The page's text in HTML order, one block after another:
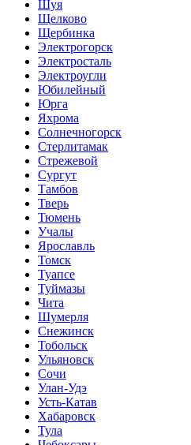
Шуя
Щелково
Щербинка
Электрогорск
Электросталь
Электроугли
Юбилейный
Юрга
Яхрома
Солнечногорск
Стерлитамак
Стрежевой
Сургут
Тамбов
Тверь
Тюмень
Учалы
Ярославль
Томск
Туапсе
Туймазы
Чита
Шумерля
Снежинск
Тобольск
Ульяновск
Сочи
Улан-Удэ
Усть-Катав
Хабаровск
Тула